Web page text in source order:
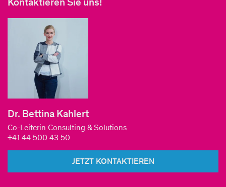
Dr. Bettina Kahlert
Co-Leiterin Consulting & Solutions
+41 44 500 43 50
JETZT KONTAKTIEREN